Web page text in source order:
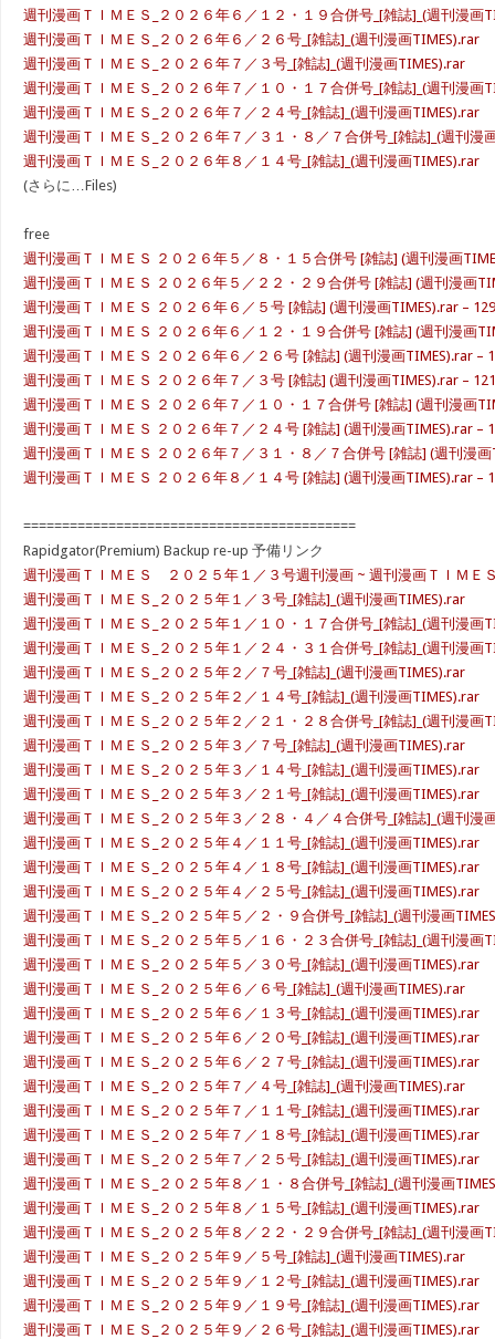
週刊漫画ＴＩＭＥＳ_２０２６年６／１２・１９合併号_[雑誌]_(週刊漫画
週刊漫画ＴＩＭＥＳ_２０２６年６／２６号_[雑誌]_(週刊漫画TIMES).rar
週刊漫画ＴＩＭＥＳ_２０２６年７／３号_[雑誌]_(週刊漫画TIMES).rar
週刊漫画ＴＩＭＥＳ_２０２６年７／１０・１７合併号_[雑誌]_(週刊漫画
週刊漫画ＴＩＭＥＳ_２０２６年７／２４号_[雑誌]_(週刊漫画TIMES).rar
週刊漫画ＴＩＭＥＳ_２０２６年７／３１・８／７合併号_[雑誌]_(週刊漫
週刊漫画ＴＩＭＥＳ_２０２６年８／１４号_[雑誌]_(週刊漫画TIMES).rar
(さらに…Files)
free
週刊漫画ＴＩＭＥＳ ２０２６年５／８・１５合併号 [雑誌] (週刊漫画
週刊漫画ＴＩＭＥＳ ２０２６年５／２２・２９合併号 [雑誌] (週刊漫画
週刊漫画ＴＩＭＥＳ ２０２６年６／５号 [雑誌] (週刊漫画TIMES).rar –
週刊漫画ＴＩＭＥＳ ２０２６年６／１２・１９合併号 [雑誌] (週刊漫画
週刊漫画ＴＩＭＥＳ ２０２６年６／２６号 [雑誌] (週刊漫画TIMES).rar –
週刊漫画ＴＩＭＥＳ ２０２６年７／３号 [雑誌] (週刊漫画TIMES).rar –
週刊漫画ＴＩＭＥＳ ２０２６年７／１０・１７合併号 [雑誌] (週刊漫画
週刊漫画ＴＩＭＥＳ ２０２６年７／２４号 [雑誌] (週刊漫画TIMES).rar –
週刊漫画ＴＩＭＥＳ ２０２６年７／３１・８／７合併号 [雑誌] (週刊漫画
週刊漫画ＴＩＭＥＳ ２０２６年８／１４号 [雑誌] (週刊漫画TIMES).rar –
===========================================
Rapidgator(Premium) Backup re-up 予備リンク
週刊漫画ＴＩＭＥＳ ２０２５年１／３号週刊漫画 ~ 週刊漫画ＴＩＭ
週刊漫画ＴＩＭＥＳ_２０２５年１／３号_[雑誌]_(週刊漫画TIMES).rar
週刊漫画ＴＩＭＥＳ_２０２５年１／１０・１７合併号_[雑誌]_(週刊漫画
週刊漫画ＴＩＭＥＳ_２０２５年１／２４・３１合併号_[雑誌]_(週刊漫画
週刊漫画ＴＩＭＥＳ_２０２５年２／７号_[雑誌]_(週刊漫画TIMES).rar
週刊漫画ＴＩＭＥＳ_２０２５年２／１４号_[雑誌]_(週刊漫画TIMES).rar
週刊漫画ＴＩＭＥＳ_２０２５年２／２１・２８合併号_[雑誌]_(週刊漫画
週刊漫画ＴＩＭＥＳ_２０２５年３／７号_[雑誌]_(週刊漫画TIMES).rar
週刊漫画ＴＩＭＥＳ_２０２５年３／１４号_[雑誌]_(週刊漫画TIMES).rar
週刊漫画ＴＩＭＥＳ_２０２５年３／２１号_[雑誌]_(週刊漫画TIMES).rar
週刊漫画ＴＩＭＥＳ_２０２５年３／２８・４／４合併号_[雑誌]_(週刊漫
週刊漫画ＴＩＭＥＳ_２０２５年４／１１号_[雑誌]_(週刊漫画TIMES).rar
週刊漫画ＴＩＭＥＳ_２０２５年４／１８号_[雑誌]_(週刊漫画TIMES).rar
週刊漫画ＴＩＭＥＳ_２０２５年４／２５号_[雑誌]_(週刊漫画TIMES).rar
週刊漫画ＴＩＭＥＳ_２０２５年５／２・９合併号_[雑誌]_(週刊漫画
週刊漫画ＴＩＭＥＳ_２０２５年５／１６・２３合併号_[雑誌]_(週刊漫画
週刊漫画ＴＩＭＥＳ_２０２５年５／３０号_[雑誌]_(週刊漫画TIMES).rar
週刊漫画ＴＩＭＥＳ_２０２５年６／６号_[雑誌]_(週刊漫画TIMES).rar
週刊漫画ＴＩＭＥＳ_２０２５年６／１３号_[雑誌]_(週刊漫画TIMES).rar
週刊漫画ＴＩＭＥＳ_２０２５年６／２０号_[雑誌]_(週刊漫画TIMES).rar
週刊漫画ＴＩＭＥＳ_２０２５年６／２７号_[雑誌]_(週刊漫画TIMES).rar
週刊漫画ＴＩＭＥＳ_２０２５年７／４号_[雑誌]_(週刊漫画TIMES).rar
週刊漫画ＴＩＭＥＳ_２０２５年７／１１号_[雑誌]_(週刊漫画TIMES).rar
週刊漫画ＴＩＭＥＳ_２０２５年７／１８号_[雑誌]_(週刊漫画TIMES).rar
週刊漫画ＴＩＭＥＳ_２０２５年７／２５号_[雑誌]_(週刊漫画TIMES).rar
週刊漫画ＴＩＭＥＳ_２０２５年８／１・８合併号_[雑誌]_(週刊漫画
週刊漫画ＴＩＭＥＳ_２０２５年８／１５号_[雑誌]_(週刊漫画TIMES).rar
週刊漫画ＴＩＭＥＳ_２０２５年８／２２・２９合併号_[雑誌]_(週刊漫画
週刊漫画ＴＩＭＥＳ_２０２５年９／５号_[雑誌]_(週刊漫画TIMES).rar
週刊漫画ＴＩＭＥＳ_２０２５年９／１２号_[雑誌]_(週刊漫画TIMES).rar
週刊漫画ＴＩＭＥＳ_２０２５年９／１９号_[雑誌]_(週刊漫画TIMES).rar
週刊漫画ＴＩＭＥＳ_２０２５年９／２６号_[雑誌]_(週刊漫画TIMES).rar